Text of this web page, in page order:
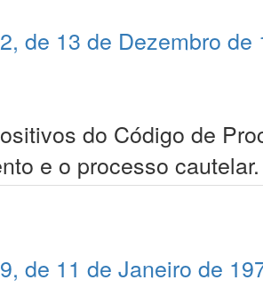
de 13 de Dezembro de
do Código de
e o processo cautelar.
de 11 de Janeiro de